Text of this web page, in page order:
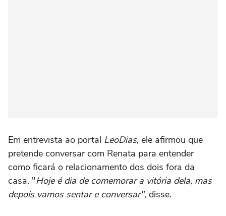
Em entrevista ao portal LeoDias, ele afirmou que
pretende conversar com Renata para entender
como ficará o relacionamento dos dois fora da
casa. "Hoje é dia de comemorar a vitória dela, mas
depois vamos sentar e conversar", disse.